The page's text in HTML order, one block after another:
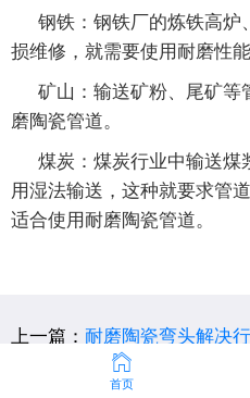
首页
钢铁：钢铁厂的炼铁高炉
损维修，就需要使用耐磨性
矿山：输送矿粉、尾矿等
磨陶瓷管道。
煤炭：煤炭行业中输送煤
用湿法输送，这种就要求管
适合使用耐磨陶瓷管道。
上一篇： 耐磨陶瓷弯头解决
耐磨陶瓷衬板在施